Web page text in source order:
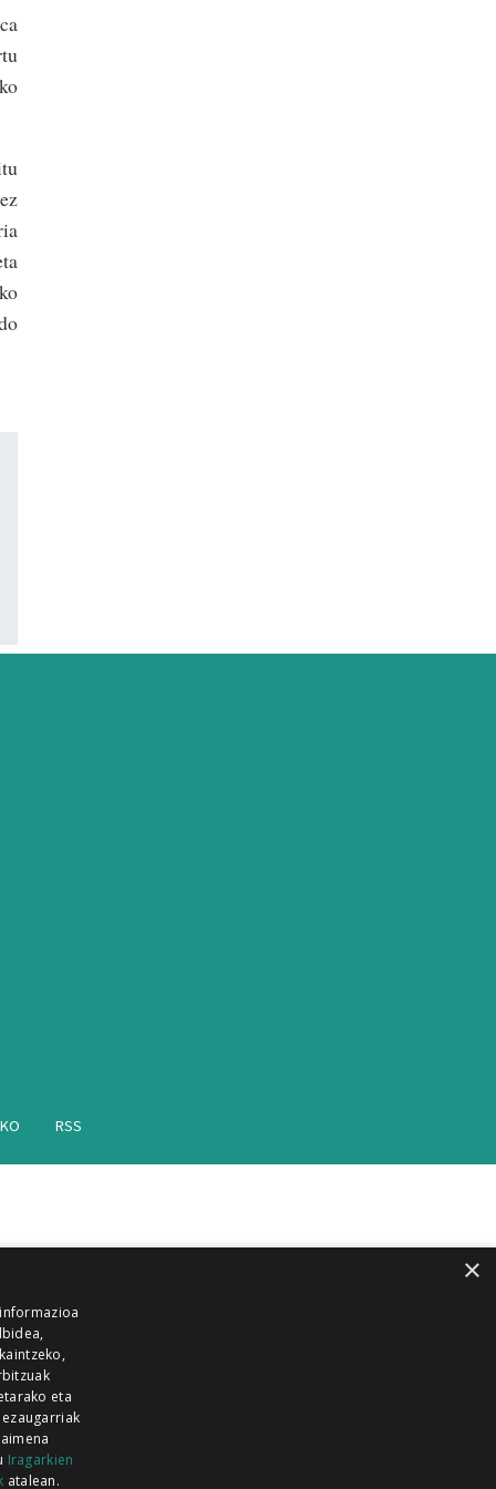
RSS
×
eta
Iragarkien
atalean.